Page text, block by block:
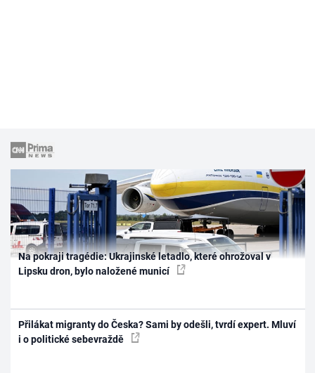
Na pokraji tragédie: Ukrajinské letadlo, které ohrožoval v
Lipsku dron, bylo naložené municí
Přilákat migranty do Česka? Sami by odešli, tvrdí expert. Mluví
i o politické sebevraždě